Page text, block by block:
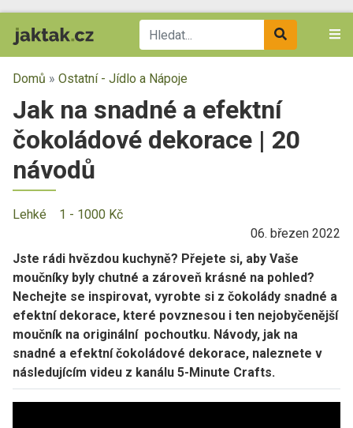
Domů » Ostatní - Jídlo a Nápoje
Jak na snadné a efektní
čokoládové dekorace | 20
návodů
Lehké
1 - 1000 Kč
06. březen 2022
Jste rádi hvězdou kuchyně? Přejete si, aby Vaše
moučníky byly chutné a zároveň krásné na pohled?
Nechejte se inspirovat, vyrobte si z čokolády snadné a
efektní dekorace, které povznesou i ten nejobyčenější
moučník na originální pochoutku. Návody, jak na
snadné a efektní čokoládové dekorace, naleznete v
následujícím videu z kanálu 5-Minute Crafts.